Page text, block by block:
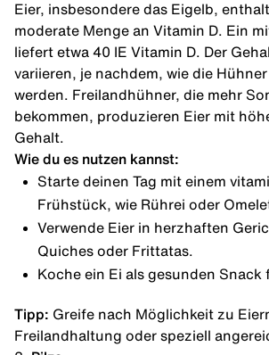
Eier, insbesondere das Eigelb,
moderate Menge an Vitamin D. Ein
liefert etwa 40 IE Vitamin D. Der
variieren, je nachdem, wie die
werden. Freilandhühner, die mehr
bekommen, produzieren Eier mit
Gehalt.
Wie du es nutzen kannst:
Starte deinen Tag mit einem
Frühstück, wie Rührei oder
Verwende Eier in herzhaften
Quiches oder Frittatas.
Koche ein Ei als gesunden Snack
Tipp: Greife nach Möglichkeit zu
Freilandhaltung oder speziell